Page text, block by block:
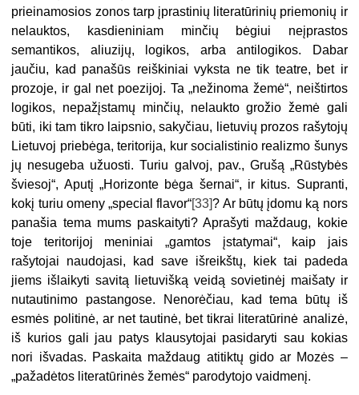
prieinamosios zonos tarp įprastinių literatūrinių priemonių ir
nelauktos, kasdieniniam minčių bėgiui neįprastos
semantikos, aliuzijų, logikos, arba antilogikos. Dabar
jaučiu, kad panašūs reiškiniai vyksta ne tik teatre, bet ir
prozoje, ir gal net poezijoj. Ta „nežinoma žemė“, neištirtos
logikos, nepažįstamų minčių, nelaukto grožio žemė gali
būti, iki tam tikro laipsnio, sakyčiau, lietuvių prozos rašytojų
Lietuvoj priebėga, teritorija, kur socialistinio realizmo šunys
jų nesugeba užuosti. Turiu galvoj, pav., Grušą „Rūstybės
šviesoj“, Aputį „Horizonte bėga šernai“, ir kitus. Supranti,
kokį turiu omeny „special flavor“[33]? Ar būtų įdomu ką nors
panašia tema mums paskaityti? Aprašyti maždaug, kokie
toje teritorijoj meniniai „gamtos įstatymai“, kaip jais
rašytojai naudojasi, kad save išreikštų, kiek tai padeda
jiems išlaikyti savitą lietuvišką veidą sovietinėj maišaty ir
nutautinimo pastangose. Nenorėčiau, kad tema būtų iš
esmės politinė, ar net tautinė, bet tikrai literatūrinė analizė,
iš kurios gali jau patys klausytojai pasidaryti sau kokias
nori išvadas. Paskaita maždaug atitiktų gido ar Mozės –
„pažadėtos literatūrinės žemės“ parodytojo vaidmenį.